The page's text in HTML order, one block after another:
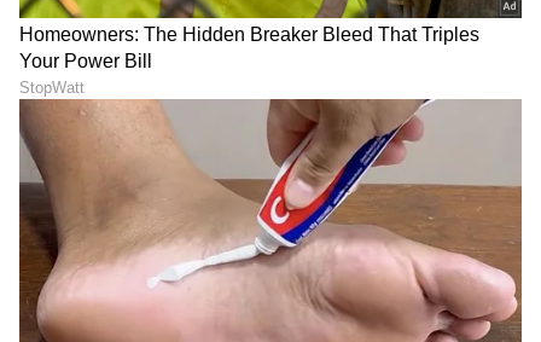
ವೃತ್ತಿಪರತೆ' ಎಂದು ಸಿಎಂ ವಿಜಯ್ ಸುಮ್ಮನಾಗ್ತಾರೆ. ಆದರೂ,
ವಿಜಯ್-ತ್ರಿಶಾ ಸ್ನೇಹದ ಹಾದಿ ಮುಂದಿನ ದಿನಗಳಲ್ಲಿ ಯಾವ
ತಿರುವು ಪಡೆಯಲಿದೆ ಎಂಬುದು ಈಗ ಇಡೀ ಸೌತ್ ಇಂಡಿಯಾ
ಸಿನಿಮಾ ಇಂಡಸ್ಟ್ರಿಯ ಚರ್ಚೆಯ ವಿಷಯವಾಗಿದೆ. ಎಲ್ಲದಕ್ಕಿಂತ
ಹೆಚ್ಚಾಗಿ ಸಿಎಂ ವಿಜಯ್ ರಿಯಾಕ್ಷನ್ ಏನಿರಬಹುದು ಎಂಬ
ಕುತೂಹಲ ಎಲ್ಲರಲ್ಲಿ ಮನೆಮಾಡಿದೆ!